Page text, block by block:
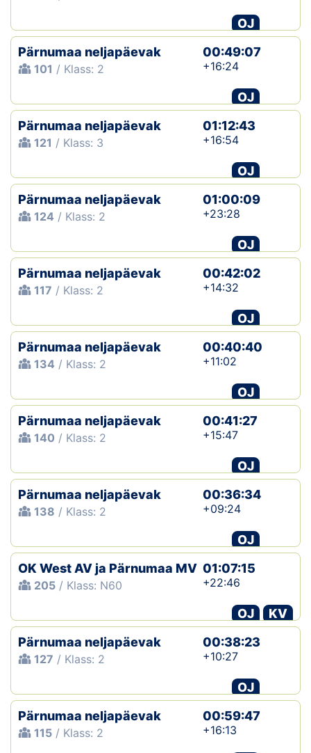
OJ
Pärnumaa neljapäevak
101 / Klass: 2
00:49:07
+16:24
OJ
Pärnumaa neljapäevak
121 / Klass: 3
01:12:43
+16:54
OJ
Pärnumaa neljapäevak
124 / Klass: 2
01:00:09
+23:28
OJ
Pärnumaa neljapäevak
117 / Klass: 2
00:42:02
+14:32
OJ
Pärnumaa neljapäevak
134 / Klass: 2
00:40:40
+11:02
OJ
Pärnumaa neljapäevak
140 / Klass: 2
00:41:27
+15:47
OJ
Pärnumaa neljapäevak
138 / Klass: 2
00:36:34
+09:24
OJ
OK West AV ja Pärnumaa MV
205 / Klass: N60
01:07:15
+22:46
OJ
KV
Pärnumaa neljapäevak
127 / Klass: 2
00:38:23
+10:27
OJ
Pärnumaa neljapäevak
115 / Klass: 2
00:59:47
+16:13